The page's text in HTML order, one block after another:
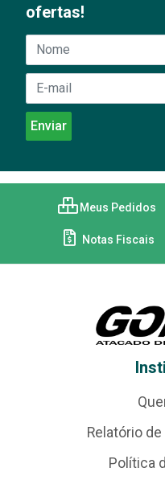
ofertas!
Meus Pedidos
Notas Fiscais
Relatório de
Política